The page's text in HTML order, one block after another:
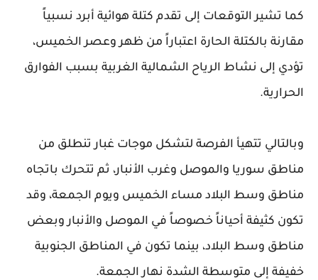
‏كما تشير التوقعات إلى تقدم كتلة هوائية أبرد نسبياً
مقارنة بالكتلة الحارة اعتباراً من ظهر وعصر الخميس،
تؤدي إلى نشاط الرياح الشمالية الغربية بسبب الفوارق
الحرارية.
‏وبالتالي تتهيأ الفرصة لتشكل موجات غبار تنطلق من
مناطق سوريا والموصل وغرب الأنبار، ثم تتحرك باتجاه
مناطق وسط البلاد مساء الخميس ويوم الجمعة، وقد
تكون كثيفة أحياناً خصوصاً في الموصل والأنبار وبعض
مناطق وسط البلاد، بينما تكون في المناطق الجنوبية
خفيفة إلى متوسطة الشدة نهار الجمعة.